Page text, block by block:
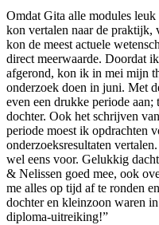
Omdat Gita alle modules leuk
kon vertalen naar de praktijk,
kon de meest actuele
direct meerwaarde. Doordat
afgerond, kon ik in mei mijn
onderzoek doen in juni. Met
even een drukke periode
dochter. Ook het schrijven
periode moest ik opdrachten
onderzoeksresultaten
wel eens voor. Gelukkig
& Nelissen goed mee, ook
me alles op tijd af te ronden
dochter en kleinzoon waren
diploma-uitreiking!”